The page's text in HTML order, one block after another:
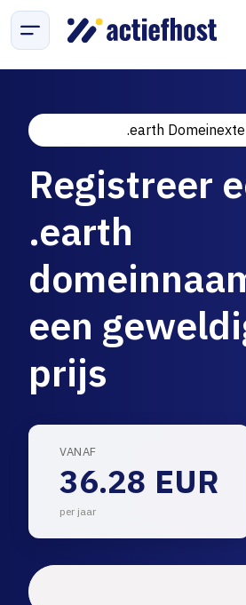
.earth
Registreer
.earth
een
prijs
VANAF
36.28 EUR
per jaar